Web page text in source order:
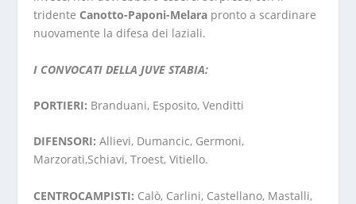
tridente Canotto-Paponi-Melara pronto a scardinare
nuovamente la difesa dei laziali.
I CONVOCATI DELLA JUVE STABIA:
PORTIERI: Branduani, Esposito, Venditti
DIFENSORI: Allievi, Dumancic, Germoni,
Marzorati,Schiavi, Troest, Vitiello.
CENTROCAMPISTI: Calò, Carlini, Castellano, Mastalli,